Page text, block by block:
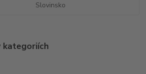
Slovinsko
kategoriích